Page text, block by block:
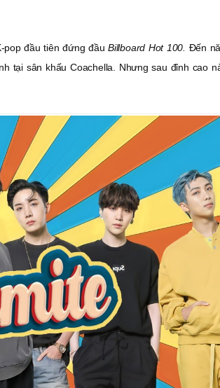
đầu tiên đứng đầu Billboard Hot 100. Đến
tại sân khấu Coachella. Nhưng sau đỉnh cao